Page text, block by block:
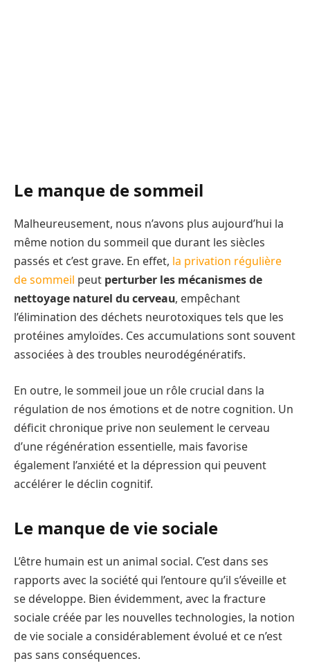
Le manque de sommeil
Malheureusement, nous n’avons plus aujourd’hui la
même notion du sommeil que durant les siècles
passés et c’est grave. En effet, la privation régulière
de sommeil peut perturber les mécanismes de
nettoyage naturel du cerveau, empêchant
l’élimination des déchets neurotoxiques tels que les
protéines amyloïdes. Ces accumulations sont souvent
associées à des troubles neurodégénératifs.
En outre, le sommeil joue un rôle crucial dans la
régulation de nos émotions et de notre cognition. Un
déficit chronique prive non seulement le cerveau
d’une régénération essentielle, mais favorise
également l’anxiété et la dépression qui peuvent
accélérer le déclin cognitif.
Le manque de vie sociale
L’être humain est un animal social. C’est dans ses
rapports avec la société qui l’entoure qu’il s’éveille et
se développe. Bien évidemment, avec la fracture
sociale créée par les nouvelles technologies, la notion
de vie sociale a considérablement évolué et ce n’est
pas sans conséquences.